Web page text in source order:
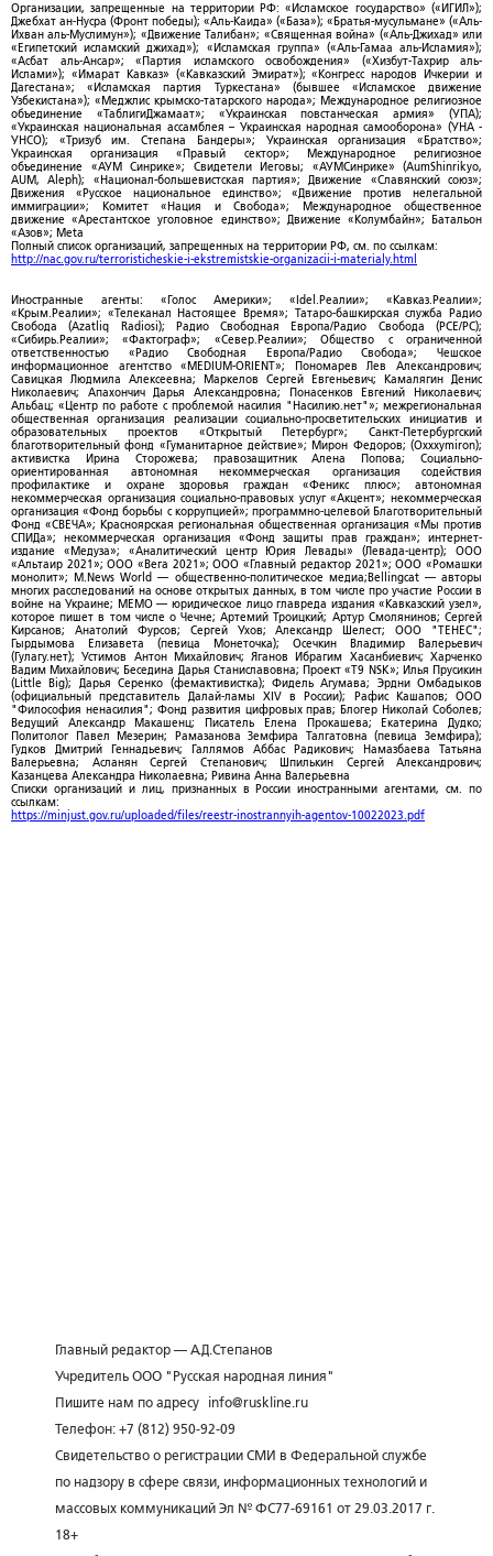
Организации, запрещенные на территории РФ: «Исламское государство» («ИГИЛ»);
Джебхат ан-Нусра (Фронт победы); «Аль-Каида» («База»); «Братья-мусульмане» («Аль-
Ихван аль-Муслимун»); «Движение Талибан»; «Священная война» («Аль-Джихад» или
«Египетский исламский джихад»); «Исламская группа» («Аль-Гамаа аль-Исламия»);
«Асбат аль-Ансар»; «Партия исламского освобождения» («Хизбут-Тахрир аль-
Ислами»); «Имарат Кавказ» («Кавказский Эмират»); «Конгресс народов Ичкерии и
Дагестана»; «Исламская партия Туркестана» (бывшее «Исламское движение
Узбекистана»); «Меджлис крымско-татарского народа»; Международное религиозное
объединение «ТаблигиДжамаат»; «Украинская повстанческая армия» (УПА);
«Украинская национальная ассамблея – Украинская народная самооборона» (УНА -
УНСО); «Тризуб им. Степана Бандеры»; Украинская организация «Братство»;
Украинская организация «Правый сектор»; Международное религиозное
объединение «АУМ Синрике»; Свидетели Иеговы; «АУМСинрике» (AumShinrikyo,
AUM, Aleph); «Национал-большевистская партия»; Движение «Славянский союз»;
Движения «Русское национальное единство»; «Движение против нелегальной
иммиграции»; Комитет «Нация и Свобода»; Международное общественное
движение «Арестантское уголовное единство»; Движение «Колумбайн»; Батальон
«Азов»; Meta
Полный список организаций, запрещенных на территории РФ, см. по ссылкам:
http://nac.gov.ru/terroristicheskie-i-ekstremistskie-organizacii-i-materialy.html
Иностранные агенты: «Голос Америки»; «Idel.Реалии»; «Кавказ.Реалии»;
«Крым.Реалии»; «Телеканал Настоящее Время»; Татаро-башкирская служба Радио
Свобода (Azatliq Radiosi); Радио Свободная Европа/Радио Свобода (PCE/PC);
«Сибирь.Реалии»; «Фактограф»; «Север.Реалии»; Общество с ограниченной
ответственностью «Радио Свободная Европа/Радио Свобода»; Чешское
информационное агентство «MEDIUM-ORIENT»; Пономарев Лев Александрович;
Савицкая Людмила Алексеевна; Маркелов Сергей Евгеньевич; Камалягин Денис
Николаевич; Апахончич Дарья Александровна; Понасенков Евгений Николаевич;
Альбац; «Центр по работе с проблемой насилия "Насилию.нет"»; межрегиональная
общественная организация реализации социально-просветительских инициатив и
образовательных проектов «Открытый Петербург»; Санкт-Петербургский
благотворительный фонд «Гуманитарное действие»; Мирон Федоров; (Oxxxymiron);
активистка Ирина Сторожева; правозащитник Алена Попова; Социально-
ориентированная автономная некоммерческая организация содействия
профилактике и охране здоровья граждан «Феникс плюс»; автономная
некоммерческая организация социально-правовых услуг «Акцент»; некоммерческая
организация «Фонд борьбы с коррупцией»; программно-целевой Благотворительный
Фонд «СВЕЧА»; Красноярская региональная общественная организация «Мы против
СПИДа»; некоммерческая организация «Фонд защиты прав граждан»; интернет-
издание «Медуза»; «Аналитический центр Юрия Левады» (Левада-центр); ООО
«Альтаир 2021»; ООО «Вега 2021»; ООО «Главный редактор 2021»; ООО «Ромашки
монолит»; M.News World — общественно-политическое медиа;Bellingcat — авторы
многих расследований на основе открытых данных, в том числе про участие России в
войне на Украине; МЕМО — юридическое лицо главреда издания «Кавказский узел»,
которое пишет в том числе о Чечне; Артемий Троицкий; Артур Смолянинов; Сергей
Кирсанов; Анатолий Фурсов; Сергей Ухов; Александр Шелест; ООО "ТЕНЕС";
Гырдымова Елизавета (певица Монеточка); Осечкин Владимир Валерьевич
(Гулагу.нет); Устимов Антон Михайлович; Яганов Ибрагим Хасанбиевич; Харченко
Вадим Михайлович; Беседина Дарья Станиславовна; Проект «T9 NSK»; Илья Прусикин
(Little Big); Дарья Серенко (фемактивистка); Фидель Агумава; Эрдни Омбадыков
(официальный представитель Далай-ламы XIV в России); Рафис Кашапов; ООО
"Философия ненасилия"; Фонд развития цифровых прав; Блогер Николай Соболев;
Ведущий Александр Макашенц; Писатель Елена Прокашева; Екатерина Дудко;
Политолог Павел Мезерин; Рамазанова Земфира Талгатовна (певица Земфира);
Гудков Дмитрий Геннадьевич; Галлямов Аббас Радикович; Намазбаева Татьяна
Валерьевна; Асланян Сергей Степанович; Шпилькин Сергей Александрович;
Казанцева Александра Николаевна; Ривина Анна Валерьевна
Списки организаций и лиц, признанных в России иностранными агентами, см. по
ссылкам:
https://minjust.gov.ru/uploaded/files/reestr-inostrannyih-agentov-10022023.pdf
Главный редактор — А.Д.Степанов
Учредитель ООО "Русская народная линия"
Пишите нам по адресу
info@ruskline.ru
Телефон: +7 (812) 950-92-09
Свидетельство о регистрации СМИ в Федеральной службе
по надзору в сфере связи, информационных технологий и
массовых коммуникаций Эл № ФС77-69161 от 29.03.2017 г.
18+